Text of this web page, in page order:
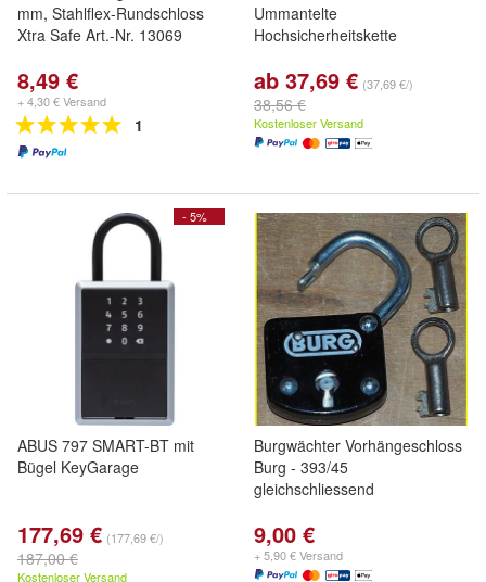
mm, Stahlflex-Rundschloss
Xtra Safe Art.-Nr. 13069
8,49 €
+ 4,30 € Versand
1
Ummantelte
Hochsicherheitskette
ab 37,69 € (37,69 €/)
38,56 €
Kostenloser Versand
- 5%
ABUS 797 SMART-BT mit
Bügel KeyGarage
177,69 € (177,69 €/)
187,00 €
Kostenloser Versand
Burgwächter Vorhängeschloss
Burg - 393/45
gleichschliessend
9,00 €
+ 5,90 € Versand